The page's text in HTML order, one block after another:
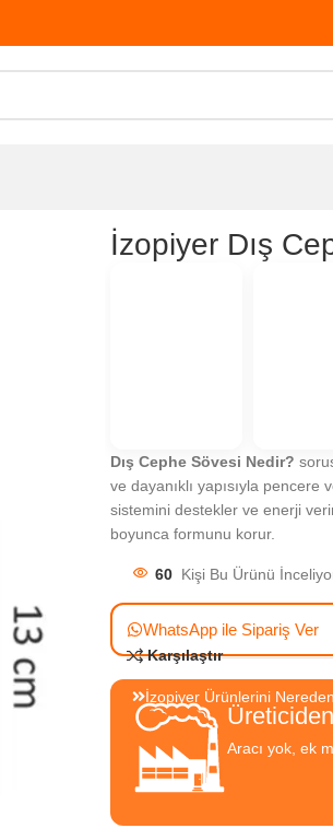
İzopiyer Dış
Dış Cephe Sövesi Nedir?
ve dayanıklı yapısıyla pencere
sistemini destekler ve enerji
boyunca formunu korur.
60 Kişi Bu Ürünü
WhatsApp ile Sipariş Ver
Karşılaştır
İzopiyer Ürünlerini
Aracı yok, ek